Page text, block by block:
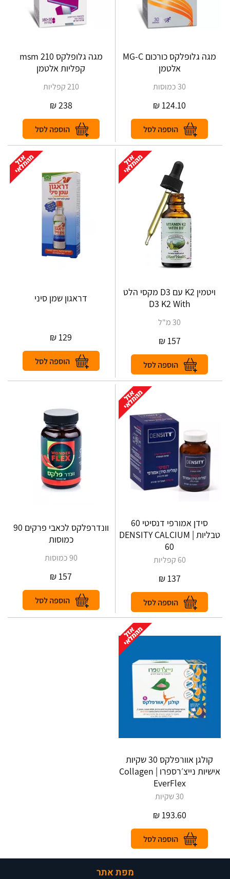
מגה גלופלקס כורכום MG-C
אלטמן
30 כמוסות
124.10
₪
מגה גלופלקס msm 210
קפליות אלטמן
210 קפליות
238
₪
ויטמין K2 עם D3 מקסי הלט
D3 K2 With
30 מ"ל
157
₪
דראגון שמן סיני
129
₪
‎סידן אמורפי‎ ‎דנסיטי 60
טבליות | DENSITY‎ ‎CALCIUM‎
‎60
60 קפליות
137
₪
וונדרפלקס לכאבי פרקים 90
כמוסות
90 כמוסות
157
₪
קולגן אוורפלקס 30 שקיות
אישיות נייצ׳רספרו | Collagen
EverFlex
30 שקיות
193.60
₪
מפת אתר